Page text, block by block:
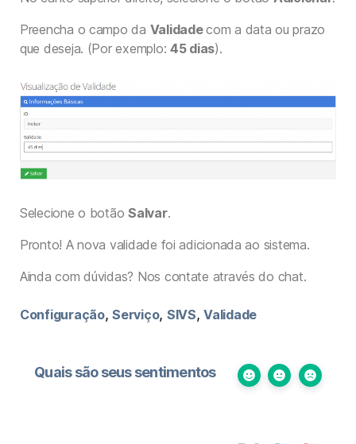
Preencha o campo da Validadecom a data ou prazo
que deseja. (Por exemplo: 45 dias).
Selecione o botãoSalvar.
Pronto! A nova validade foi adicionada ao sistema.
Ainda com dúvidas? Nos contate através do chat.
Configuração,Serviço, SIVS,Validade
Quais são seus sentimentos